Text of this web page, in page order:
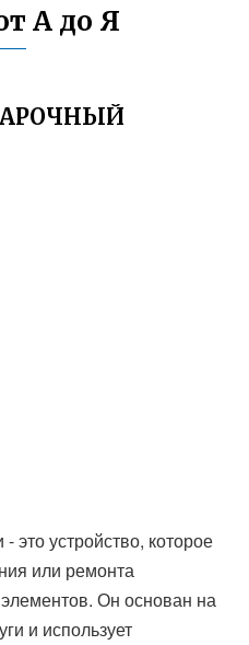
А до Я
устройство, которое
или ремонта
Он основан на
и использует